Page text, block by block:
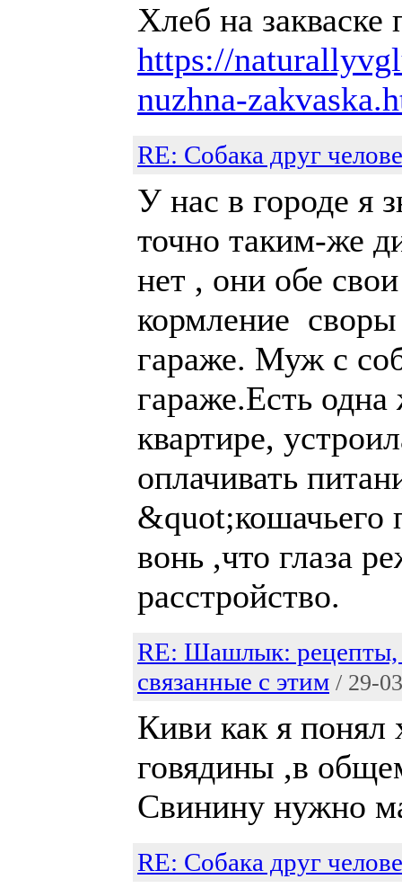
Хлеб на закваске
https://
nuzhna-
RE: Собака друг
У нас в городе я
точно таким-же
нет , они обе
кормление
гараже. Муж с
гараже.Есть
квартире,
оплачивать
&quot;кошачьего
вонь ,что глаза
расстройство.
RE: Шашлык: рецепты,
связанные с этим / 29-
Киви как я
говядины ,в
Свинину нужно
RE: Собака друг